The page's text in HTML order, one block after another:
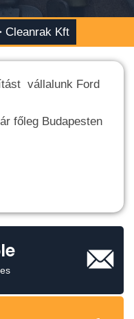
Cleanrak Kft
vállalunk Ford
főleg Budapesten